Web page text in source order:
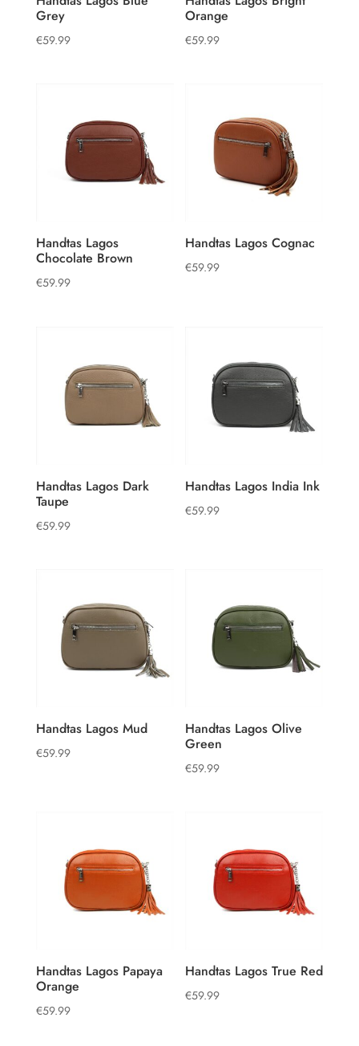
Grey
€59.99
Orange
€59.99
Handtas Lagos
Chocolate Brown
€59.99
Handtas Lagos Cognac
€59.99
Handtas Lagos Dark
Taupe
€59.99
Handtas Lagos India Ink
€59.99
Handtas Lagos Mud
€59.99
Handtas Lagos Olive
Green
€59.99
Handtas Lagos Papaya
Orange
€59.99
Handtas Lagos True Red
€59.99